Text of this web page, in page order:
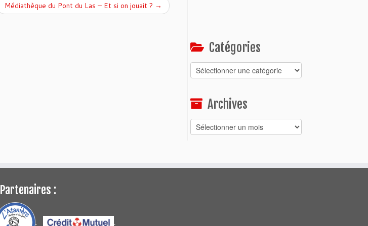
Médiathèque du Pont du Las – Et si on jouait ? →
Catégories
Catégories
Archives
Archives
Partenaires :